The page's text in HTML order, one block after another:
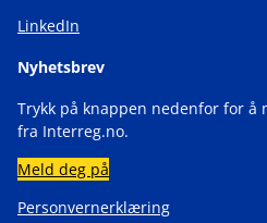
LinkedIn
Nyhetsbrev
Trykk på knappen nedenfor for å
fra Interreg.no.
Meld deg på
Personvernerklæring